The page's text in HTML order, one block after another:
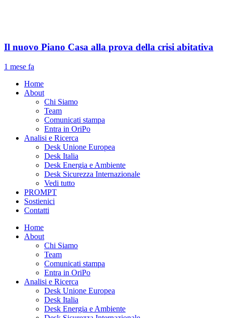
Il nuovo Piano Casa alla prova della crisi abitativa
1 mese fa
Home
About
Chi Siamo
Team
Comunicati stampa
Entra in OriPo
Analisi e Ricerca
Desk Unione Europea
Desk Italia
Desk Energia e Ambiente
Desk Sicurezza Internazionale
Vedi tutto
PROMPT
Sostienici
Contatti
Home
About
Chi Siamo
Team
Comunicati stampa
Entra in OriPo
Analisi e Ricerca
Desk Unione Europea
Desk Italia
Desk Energia e Ambiente